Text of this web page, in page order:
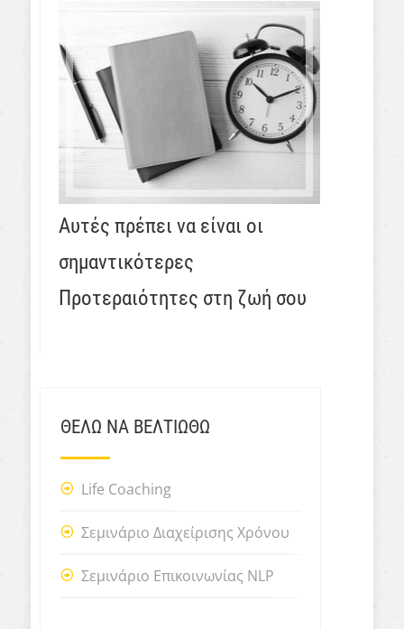
Αυτές πρέπει να είναι οι
σημαντικότερες
Προτεραιότητες στη ζωή σου
ΘΕΛΩ ΝΑ ΒΕΛΤΙΩΘΩ
Life Coaching
Σεμινάριο Διαχείρισης Χρόνου
Σεμινάριο Επικοινωνίας NLP